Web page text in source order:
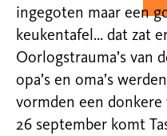
ingegoten maar een
keukentafel… dat zat
Oorlogstrauma’s van
opa’s en oma’s
vormden een donkere
26 september komt